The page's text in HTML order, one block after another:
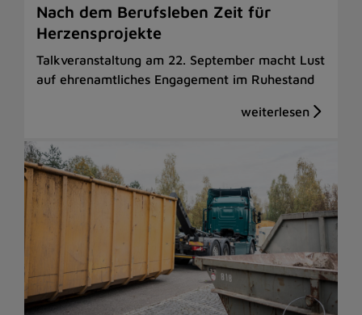
Nach dem Berufsleben Zeit für
Herzensprojekte
Talkveranstaltung am 22. September macht Lust
auf ehrenamtliches Engagement im Ruhestand